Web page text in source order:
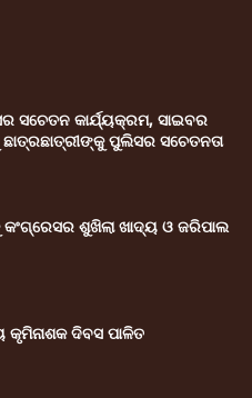
ସଚେତନ କାର୍ଯ୍ୟକ୍ରମ, ସାଇବର
ପୁଲିସର ସଚେତନତା
ଶୁଖିଲା ଖାଦ୍ୟ ଓ ଜରିପାଲ
କୃମିନାଶକ ଦିବସ ପାଳିତ